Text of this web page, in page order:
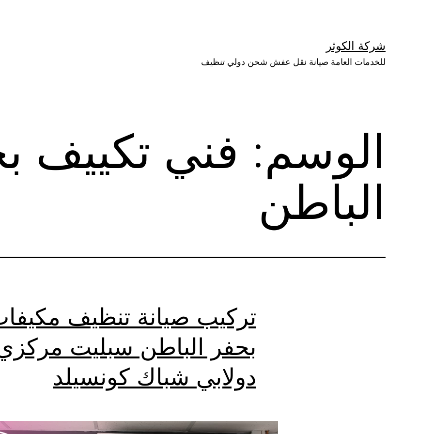
شركة الكوثر
للخدمات العامة صيانة نقل عفش شحن دولي تنظيف
الوسم: فني تكييف
الباطن
تركيب صيانة تنظيف
بحفر الباطن سبليت
دولابي شباك كونسيلد